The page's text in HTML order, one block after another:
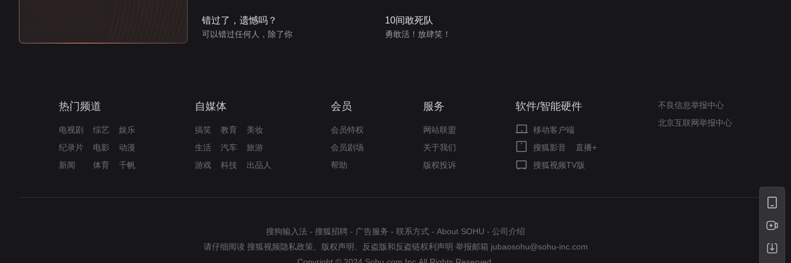
错过了，遗憾吗？
可以错过任何人，除了你
10间敢死队
勇敢活！放肆笑！
热门频道
电视剧 综艺
娱乐
纪录片
电影
动漫
新闻
体育 千帆
自媒体
搞笑 教育
美妆
生活
汽车
旅游
游戏
科技 出品人
会员
会员特权
会员剧场
帮助
服务
网站联盟
关于我们
版权投诉
软件/智能硬件
移动客户端
搜狐影音
直播+
搜狐视频TV版
不良信息举报中心
北京互联网举报中心
搜狗输入法 - 搜狐招聘 - 广告服务 - 联系方式 - About SOHU - 公司介绍
请仔细阅读 搜狐视频隐私政策 版权声明 反盗版和反盗链权利声明 举报邮箱 jubaosohu@sohu-inc.com